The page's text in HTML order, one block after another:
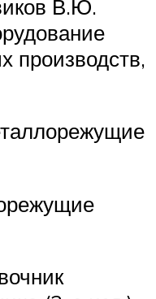
В.Ю.
производств,